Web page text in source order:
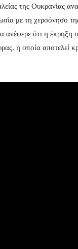
της Ουκρανίας
με τη χερσόνησο
ανέφερε ότι η έκρηξη
η οποία αποτελεί